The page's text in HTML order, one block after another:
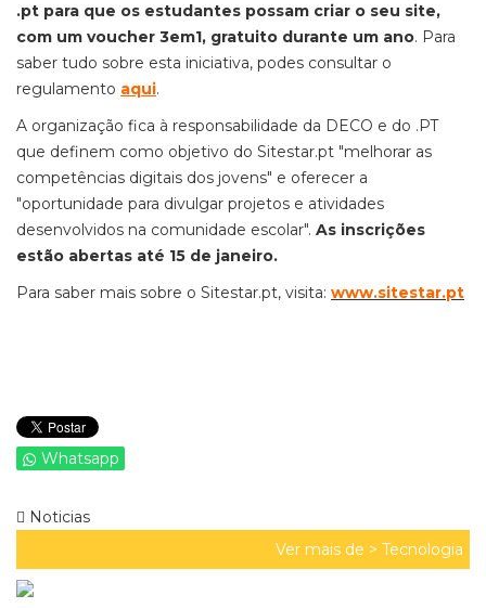
.pt para que os estudantes possam criar o seu site,
com um voucher 3em1, gratuito durante um ano. Para
saber tudo sobre esta iniciativa, podes consultar o
regulamento aqui.
A organização fica à responsabilidade da DECO e do .PT
que definem como objetivo do Sitestar.pt "melhorar as
competências digitais dos jovens" e oferecer a
"oportunidade para divulgar projetos e atividades
desenvolvidos na comunidade escolar". As inscrições
estão abertas até 15 de janeiro.
Para saber mais sobre o Sitestar.pt, visita: www.sitestar.pt
Whatsapp
Noticias
Ver mais de > Tecnologia